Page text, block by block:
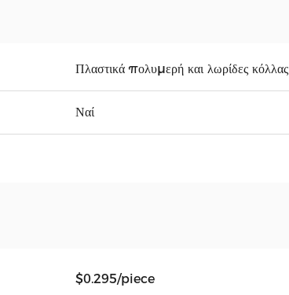
Πλαστικά πολυμερή και λωρίδες κόλλας
Ναί
$0.295/piece